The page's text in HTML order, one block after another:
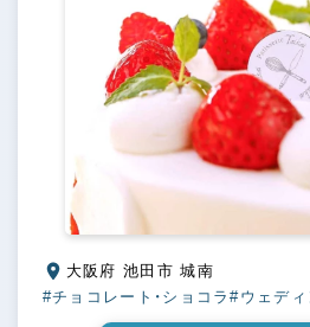
大阪府 池田市 城南
#チョコレート・ショコラ#ウェディ